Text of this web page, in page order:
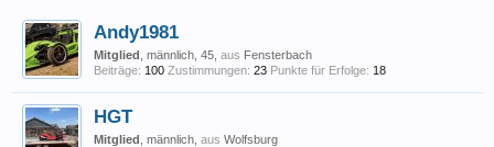
Andy1981
Mitglied , männlich, 45, aus Fensterbach
Beiträge: 100 Zustimmungen: 23 Punkte für Erfolge: 18
HGT
Mitglied , männlich, aus Wolfsburg